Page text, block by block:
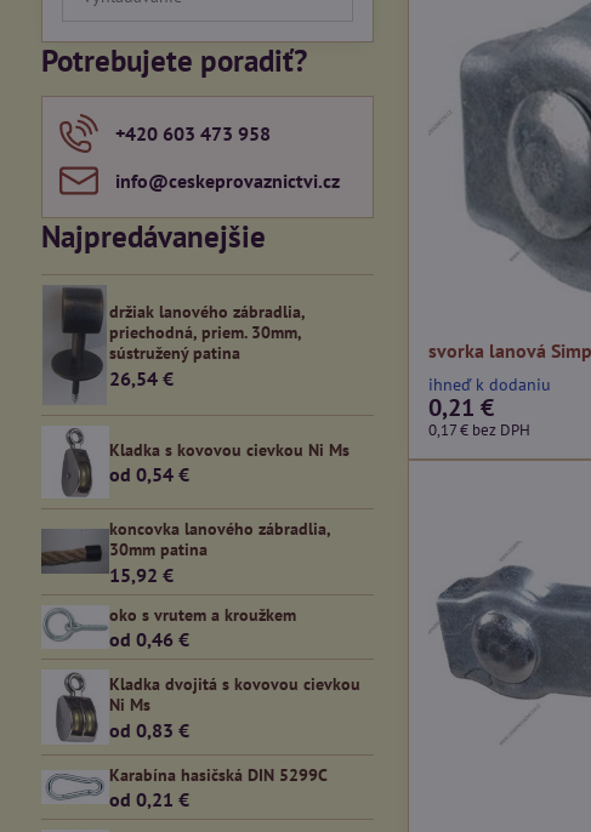
svorka lanová
ihneď k dodaniu
0,21 €
0,17 € bez DPH
výsledky
filtra
fulltextom
Potrebujete poradiť?
+420 603 473 958
info​@ceskeprovaznictvi​.cz
Najpredávanejšie
držiak lanového zábradlia,
priechodná, priem. 30mm,
sústružený patina
26,54 €
Kladka s kovovou cievkou Ni Ms
od 0,54 €
koncovka lanového zábradlia,
30mm patina
15,92 €
oko s vrutem a kroužkem
od 0,46 €
Kladka dvojitá s kovovou cievkou
Ni Ms
od 0,83 €
Karabína hasičská DIN 5299C
od 0,21 €